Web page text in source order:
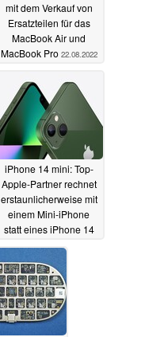
mit dem Verkauf von
Ersatzteilen für das
MacBook Air und
MacBook Pro 22.08.2022
iPhone 14 mini: Top-
Apple-Partner rechnet
erstaunlicherweise mit
einem Mini-iPhone
statt eines iPhone 14
Max22.08.2022